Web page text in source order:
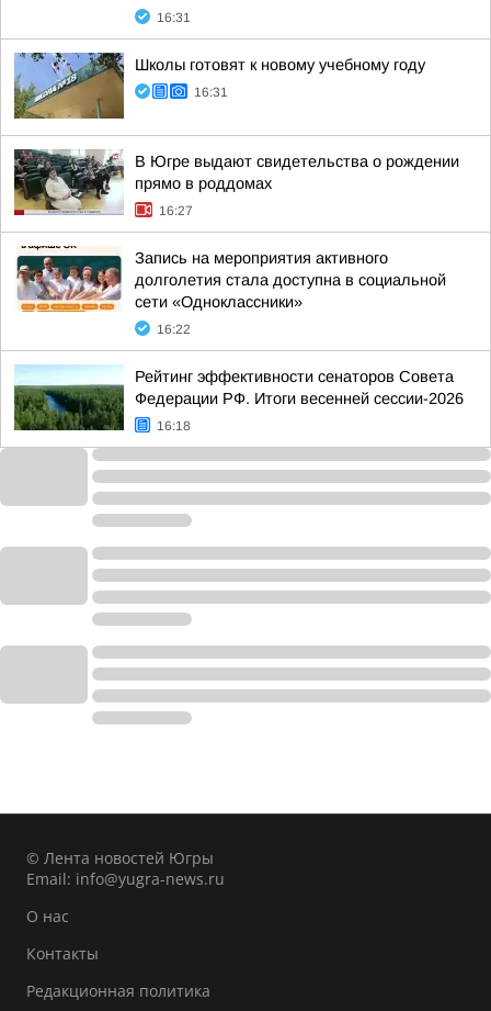
16:31
Школы готовят к новому учебному году
16:31
В Югре выдают свидетельства о рождении
прямо в роддомах
16:27
Запись на мероприятия активного
долголетия стала доступна в социальной
сети «Одноклассники»
16:22
Рейтинг эффективности сенаторов Совета
Федерации РФ. Итоги весенней сессии-2026
16:18
© Лента новостей Югры
Email: info@yugra-news.ru
О нас
Контакты
Редакционная политика